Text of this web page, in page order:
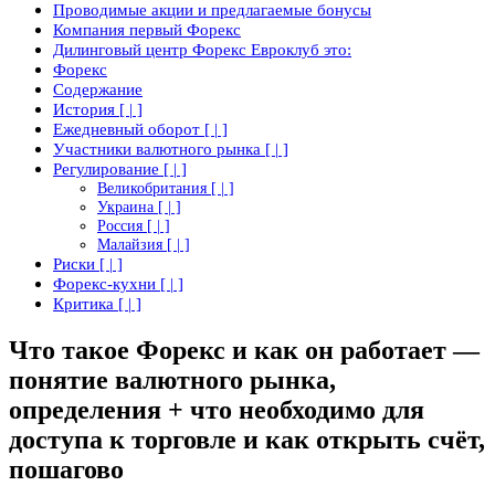
Проводимые акции и предлагаемые бонусы
Компания первый Форекс
Дилинговый центр Форекс Евроклуб это:
Форекс
Содержание
История [ | ]
Ежедневный оборот [ | ]
Участники валютного рынка [ | ]
Регулирование [ | ]
Великобритания [ | ]
Украина [ | ]
Россия [ | ]
Малайзия [ | ]
Риски [ | ]
Форекс-кухни [ | ]
Критика [ | ]
Что такое Форекс и как он работает —
понятие валютного рынка,
определения + что необходимо для
доступа к торговле и как открыть счёт,
пошагово